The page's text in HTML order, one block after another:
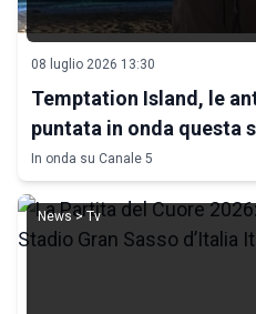
08 luglio 2026 13:30
Temptation Island, le
puntata in onda questa
In onda su Canale 5
News > Tv